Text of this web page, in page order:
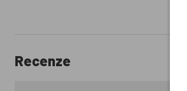
Recenze